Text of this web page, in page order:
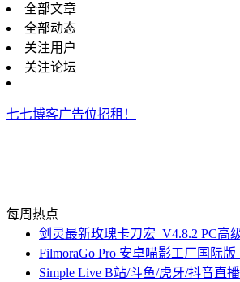
全部文章
全部动态
关注用户
关注论坛
七七博客广告位招租！
每周热点
剑灵最新玫瑰卡刀宏_V4.8.2 PC高
FilmoraGo Pro 安卓喵影工厂国际版
Simple Live B站/斗鱼/虎牙/抖音直